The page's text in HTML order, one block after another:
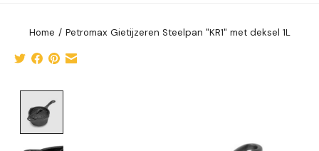
Home / Petromax Gietijzeren Steelpan "KR1" met deksel 1L